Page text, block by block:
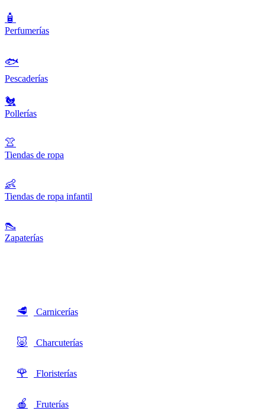
🧴
Perfumerías
🐟
Pescaderías
🐔
Pollerías
👚
Tiendas de ropa
👶
Tiendas de ropa infantil
👠
Zapaterías
🥩 Carnicerías
🐷 Charcuterías
🌹 Floristerías
🍎 Fruterías